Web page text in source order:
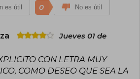
es útil 0 No es útil
Jueves 01 de
CON LETRA MUY
COMO DESEO QUE SEA LA